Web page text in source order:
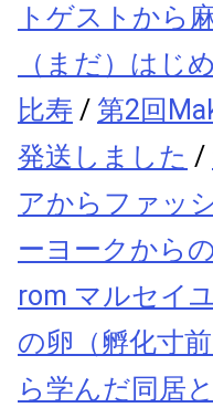
トゲストから
（まだ）はじ
比寿 / 第2回
発送しました /
アからファッ
ーヨークから
rom マルセイ
の卵（孵化寸前
ら学んだ同居